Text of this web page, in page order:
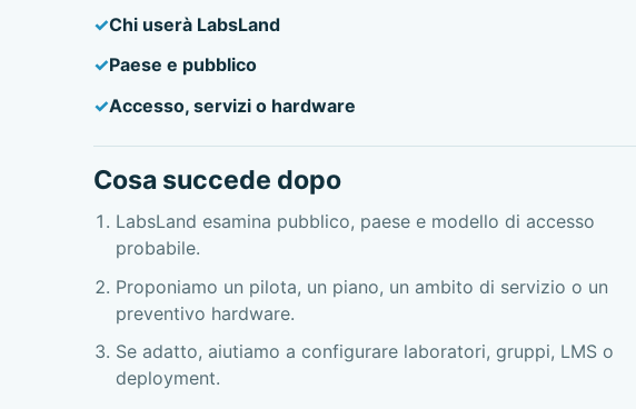
Chi userà LabsLand
Paese e pubblico
Accesso, servizi o hardware
Cosa succede dopo
LabsLand esamina pubblico, paese e modello di accesso
probabile.
Proponiamo un pilota, un piano, un ambito di servizio o un
preventivo hardware.
Se adatto, aiutiamo a configurare laboratori, gruppi, LMS o
deployment.